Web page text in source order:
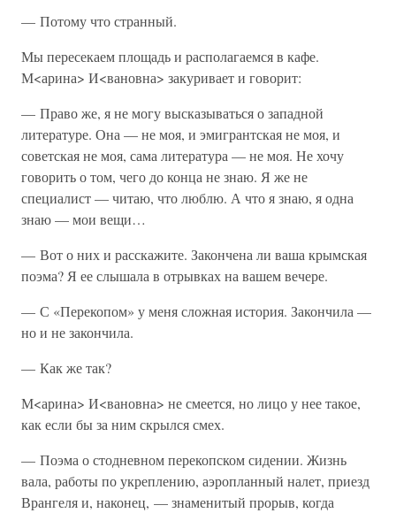
— Потому что странный.
Мы пересекаем площадь и располагаемся в кафе.
М<арина> И<вановна> закуривает и говорит:
— Право же, я не могу высказываться о западной
литературе. Она — не моя, и эмигрантская не моя, и
советская не моя, сама литература — не моя. Не хочу
говорить о том, чего до конца не знаю. Я же не
специалист — читаю, что люблю. А что я знаю, я одна
знаю — мои вещи…
— Вот о них и расскажите. Закончена ли ваша крымская
поэма? Я ее слышала в отрывках на вашем вечере.
— С «Перекопом» у меня сложная история. Закончила —
но и не закончила.
— Как же так?
М<арина> И<вановна> не смеется, но лицо у нее такое,
как если бы за ним скрылся смех.
— Поэма о стодневном перекопском сидении. Жизнь
вала, работы по укреплению, аэропланный налет, приезд
Врангеля и, наконец, — знаменитый прорыв, когда